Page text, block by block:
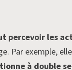
percevoir les
Par exemple,
à double